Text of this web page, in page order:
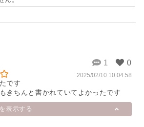
2025/02/10 10:04:58
です
きちんと書かれていてよかったです
表示する